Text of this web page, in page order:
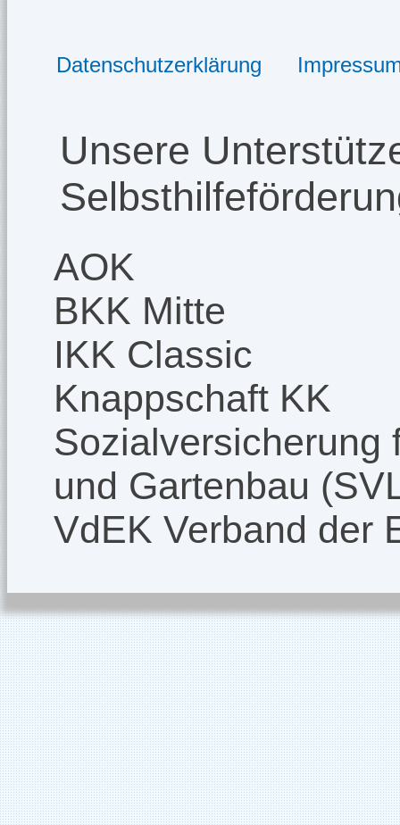
Datenschutzerklärung
Unsere
AOK
BKK Mitte
IKK Classic
Knappschaft KK
Sozialversicherung
und Gartenbau
VdEK Verband der